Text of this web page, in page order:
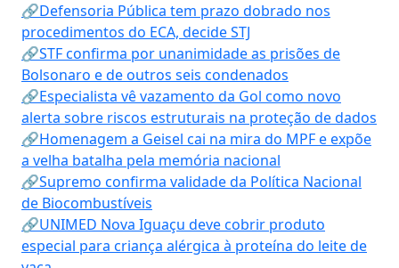
🔗Defensoria Pública tem prazo dobrado nos
procedimentos do ECA, decide STJ
🔗STF confirma por unanimidade as prisões de
Bolsonaro e de outros seis condenados
🔗Especialista vê vazamento da Gol como novo
alerta sobre riscos estruturais na proteção de dados
🔗Homenagem a Geisel cai na mira do MPF e expõe
a velha batalha pela memória nacional
🔗Supremo confirma validade da Política Nacional
de Biocombustíveis
🔗UNIMED Nova Iguaçu deve cobrir produto
especial para criança alérgica à proteína do leite de